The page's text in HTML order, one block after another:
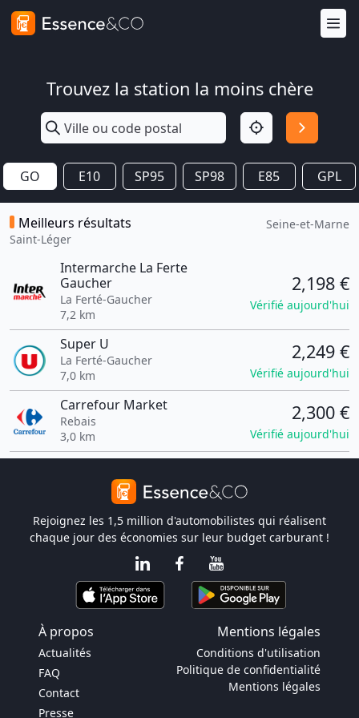
Trouvez la station la moins chère
GO E10 SP95 SP98 E85 GPL
Meilleurs résultats
Saint-Léger
Seine-et-Marne
Intermarche La Ferte
Gaucher
La Ferté-Gaucher
7,2 km
2,198 €
Vérifié aujourd'hui
Super U
La Ferté-Gaucher
7,0 km
2,249 €
Vérifié aujourd'hui
Carrefour Market
Rebais
3,0 km
2,300 €
Vérifié aujourd'hui
Rejoignez les 1,5 million d'automobilistes qui réalisent
chaque jour des économies sur leur budget carburant !
À propos Mentions légales
Actualités
FAQ
Contact
Presse
Conditions d'utilisation
Politique de confidentialité
Mentions légales